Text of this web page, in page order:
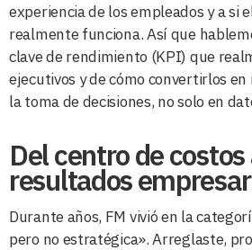
experiencia de los empleados y a si
realmente funciona. Así que
clave de rendimiento (KPI) que
ejecutivos y de cómo convertirlos
la toma de decisiones, no solo en
Del centro de costos
resultados
Durante años, FM vivió en la
pero no estratégica». Arreglaste,